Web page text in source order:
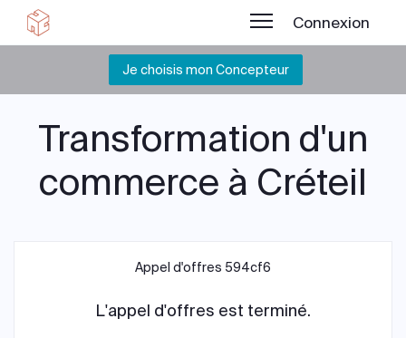
Connexion
Je choisis mon Concepteur
Transformation d'un
commerce à Créteil
Appel d'offres 594cf6
L'appel d'offres est terminé.